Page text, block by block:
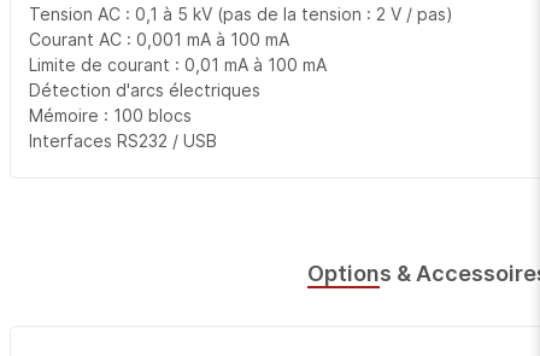
Tension AC : 0,1 à 5 kV (pas de la tension : 2 V / pas)
Courant AC : 0,001 mA à 100 mA
Limite de courant : 0,01 mA à 100 mA
Détection d'arcs électriques
Mémoire : 100 blocs
Interfaces RS232 / USB
Options &